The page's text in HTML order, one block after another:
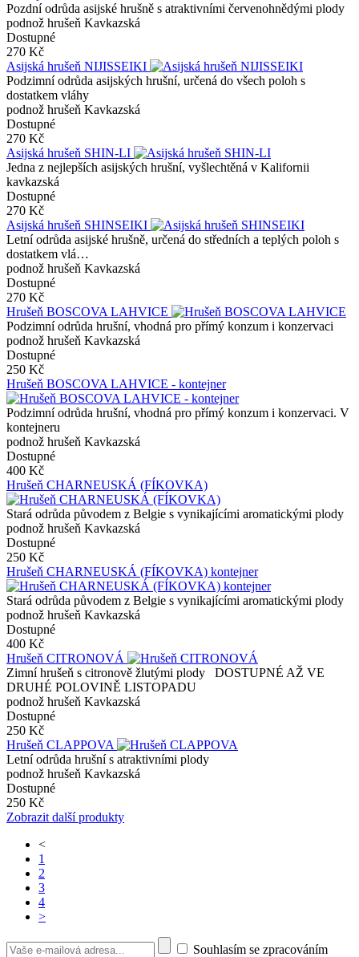
Pozdní odrůda asijské hrušně s atraktivními červenohnědými plody
podnož hrušeň Kavkazská
Dostupné
270 Kč
Asijská hrušeň NIJISSEIKI
Podzimní odrůda asijských hrušní, určená do všech poloh s
dostatkem vláhy
podnož hrušeň Kavkazská
Dostupné
270 Kč
Asijská hrušeň SHIN-LI
Jedna z nejlepších asijských hrušní, vyšlechtěná v Kalifornii
kavkazská
Dostupné
270 Kč
Asijská hrušeň SHINSEIKI
Letní odrůda asijské hrušně, určená do středních a teplých poloh s
dostatkem vlá…
podnož hrušeň Kavkazská
Dostupné
270 Kč
Hrušeň BOSCOVA LAHVICE
Podzimní odrůda hrušní, vhodná pro přímý konzum i konzervaci
podnož hrušeň Kavkazská
Dostupné
250 Kč
Hrušeň BOSCOVA LAHVICE - kontejner
Podzimní odrůda hrušní, vhodná pro přímý konzum i konzervaci. V
kontejneru
podnož hrušeň Kavkazská
Dostupné
400 Kč
Hrušeň CHARNEUSKÁ (FÍKOVKA)
Stará odrůda původem z Belgie s vynikajícími aromatickými plody
podnož hrušeň Kavkazská
Dostupné
250 Kč
Hrušeň CHARNEUSKÁ (FÍKOVKA) kontejner
Stará odrůda původem z Belgie s vynikajícími aromatickými plody
podnož hrušeň Kavkazská
Dostupné
400 Kč
Hrušeň CITRONOVÁ
Zimní hrušeň s citronově žlutými plody DOSTUPNÉ AŽ VE
DRUHÉ POLOVINĚ LISTOPADU
podnož hrušeň Kavkazská
Dostupné
250 Kč
Hrušeň CLAPPOVA
Letní odrůda hrušní s atraktivními plody
podnož hrušeň Kavkazská
Dostupné
250 Kč
Zobrazit další produkty
<
1
2
3
4
>
Souhlasím se zpracováním